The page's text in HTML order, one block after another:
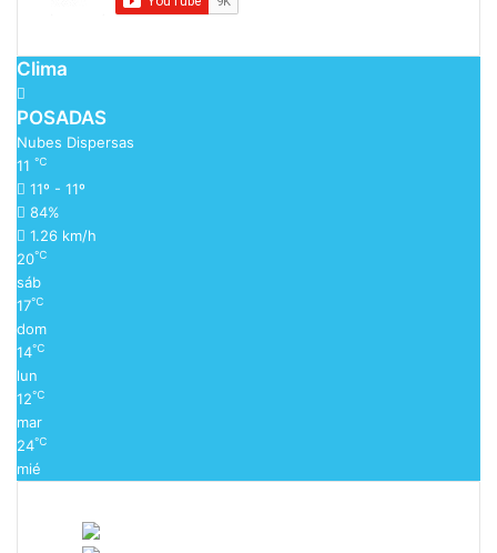
Clima
POSADAS
Nubes Dispersas
11 ℃
11º - 11º
84%
1.26 km/h
20℃
sáb
17℃
dom
14℃
lun
12℃
mar
24℃
mié